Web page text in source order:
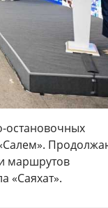
остановочных
маршрутов
«Саяхат».